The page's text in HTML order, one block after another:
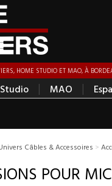
HOME STUDIO ET MAO, À
| MAO |
Câbles & Accessoires >
POUR